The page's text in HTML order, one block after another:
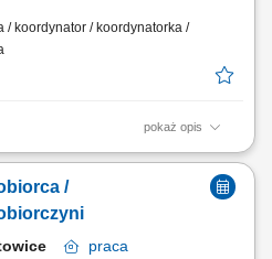
/ koordynator / koordynatorka /
pokaż opis
własnej działalności
Monitorowanie stanów
Dostosowywanie asortymentu
/
praca